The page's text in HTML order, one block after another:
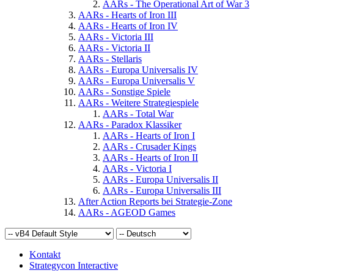
AARs - The Operational Art of War 3
AARs - Hearts of Iron III
AARs - Hearts of Iron IV
AARs - Victoria III
AARs - Victoria II
AARs - Stellaris
AARs - Europa Universalis IV
AARs - Europa Universalis V
AARs - Sonstige Spiele
AARs - Weitere Strategiespiele
AARs - Total War
AARs - Paradox Klassiker
AARs - Hearts of Iron I
AARs - Crusader Kings
AARs - Hearts of Iron II
AARs - Victoria I
AARs - Europa Universalis II
AARs - Europa Universalis III
After Action Reports bei Strategie-Zone
AARs - AGEOD Games
Kontakt
Strategycon Interactive